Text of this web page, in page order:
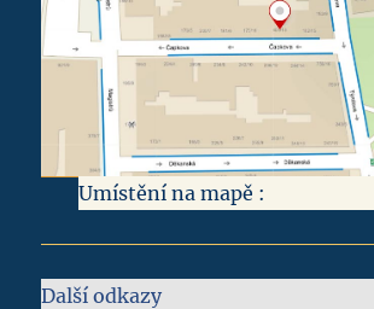
Umístění na mapě :
Další odkazy